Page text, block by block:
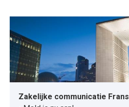
Zakelijke communicatie Frans